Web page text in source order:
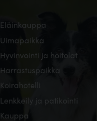
Eläinkauppa
Uimapaikka
Hyvinvointi ja hoitolat
Harrastuspaikka
Koirahotelli
Lenkkeily ja patikointi
Kauppa